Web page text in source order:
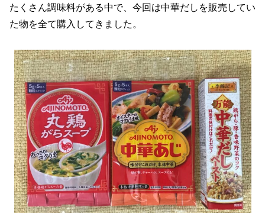
たくさん調味料がある中で、今回は中華だしを販売してい
た物を全て購入してきました。